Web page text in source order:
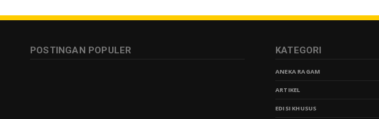
POSTINGAN POPULER KATEGORI
ANEKA RAGAM
ARTIKEL
EDISI KHUSUS